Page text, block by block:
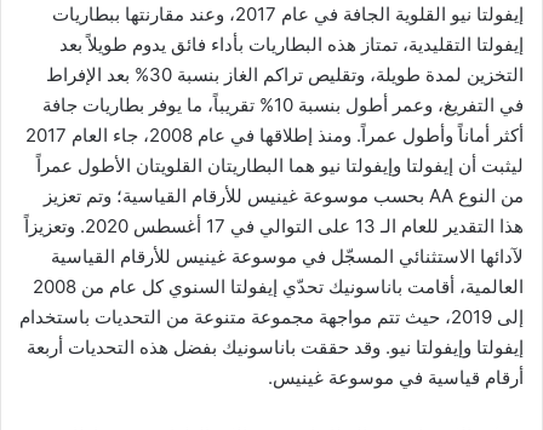
إيفولتا نيو القلوية الجافة في عام 2017، وعند مقارنتها ببطاريات
إيفولتا التقليدية، تمتاز هذه البطاريات بأداء فائق يدوم طويلاً بعد
التخزين لمدة طويلة، وتقليص تراكم الغاز بنسبة 30% بعد الإفراط
في التفريغ، وعمر أطول بنسبة 10% تقريباً، ما يوفر بطاريات جافة
أكثر أماناً وأطول عمراً. ومنذ إطلاقها في عام 2008، جاء العام 2017
ليثبت أن إيفولتا وإيفولتا نيو هما البطاريتان القلويتان الأطول عمراً
من النوع AA بحسب موسوعة غينيس للأرقام القياسية؛ وتم تعزيز
هذا التقدير للعام الـ 13 على التوالي في 17 أغسطس 2020. وتعزيزاً
لآدائها الاستثنائي المسجّل في موسوعة غينيس للأرقام القياسية
العالمية، أقامت باناسونيك تحدّي إيفولتا السنوي كل عام من 2008
إلى 2019، حيث تتم مواجهة مجموعة متنوعة من التحديات باستخدام
إيفولتا وإيفولتا نيو. وقد حققت باناسونيك بفضل هذه التحديات أربعة
أرقام قياسية في موسوعة غينيس.